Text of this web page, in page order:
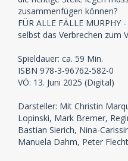
zusammenfügen können?
FÜR ALLE FÄLLE
selbst das Verbrechen zum
Spieldauer: ca. 59 Min.
ISBN 978-3-96762-582-0
VÖ: 13. Juni 2025 (Digital)
Darsteller: Mit Christin
Lopinski, Mark Bremer,
Bastian Sierich, Nina-
Manuela Dahm, Peter